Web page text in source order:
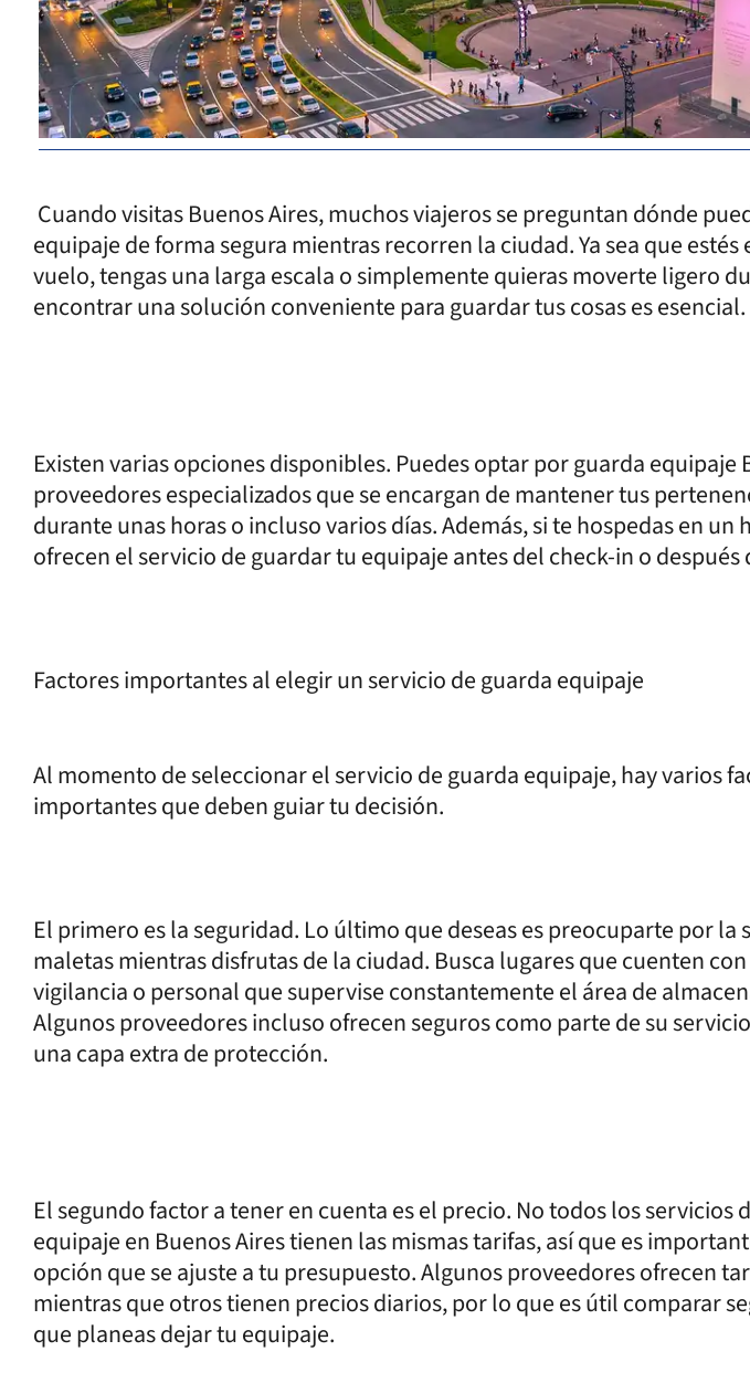
Cuando visitas Buenos Aires, muchos viajeros se preguntan dónde
equipaje de forma segura mientras recorren la ciudad. Ya sea que estés
vuelo, tengas una larga escala o simplemente quieras moverte ligero
encontrar una solución conveniente para guardar tus cosas es esencial.
Existen varias opciones disponibles. Puedes optar por guarda equipaje
proveedores especializados que se encargan de mantener tus
durante unas horas o incluso varios días. Además, si te hospedas en un
ofrecen el servicio de guardar tu equipaje antes del check-in o
Factores importantes al elegir un servicio de guarda equipaje
Al momento de seleccionar el servicio de guarda equipaje, hay varios
importantes que deben guiar tu decisión.
El primero es la seguridad. Lo último que deseas es preocuparte por la
maletas mientras disfrutas de la ciudad. Busca lugares que cuenten
vigilancia o personal que supervise constantemente el área de
Algunos proveedores incluso ofrecen seguros como parte de su
una capa extra de protección.
El segundo factor a tener en cuenta es el precio. No todos los servicios
equipaje en Buenos Aires tienen las mismas tarifas, así que es
opción que se ajuste a tu presupuesto. Algunos proveedores ofrecen
mientras que otros tienen precios diarios, por lo que es útil comparar
que planeas dejar tu equipaje.